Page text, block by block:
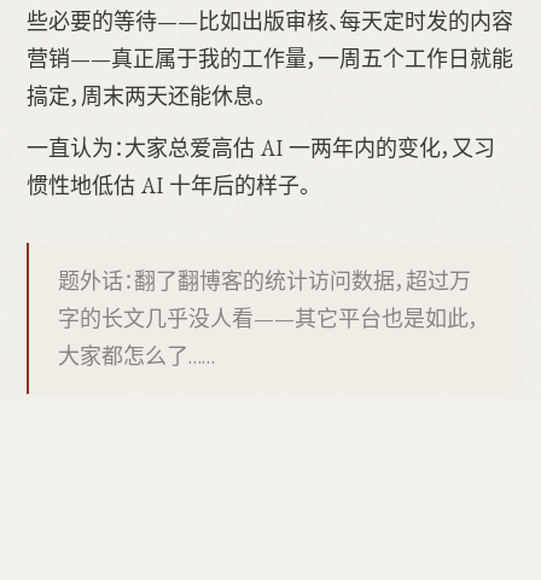
些必要的等待——比如出版审核、每天定时发的内容
营销——真正属于我的工作量，一周五个工作日就能
搞定，周末两天还能休息。
一直认为：大家总爱高估 AI 一两年内的变化，又习
惯性地低估 AI 十年后的样子。
题外话：翻了翻博客的统计访问数据，超过万
字的长文几乎没人看——其它平台也是如此，
大家都怎么了……